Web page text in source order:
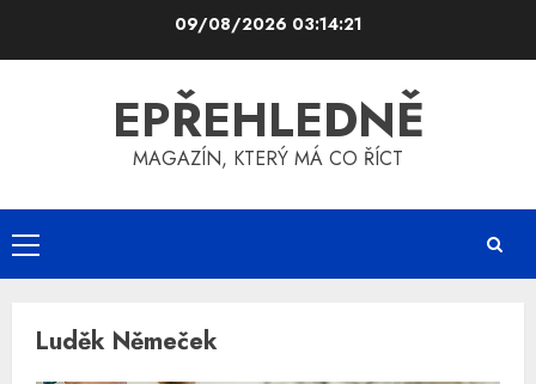
09/08/2026 03:14:21
EPŘEHLEDNĚ
MAGAZÍN, KTERÝ MÁ CO ŘÍCT
Primary
Menu
Luděk Němeček